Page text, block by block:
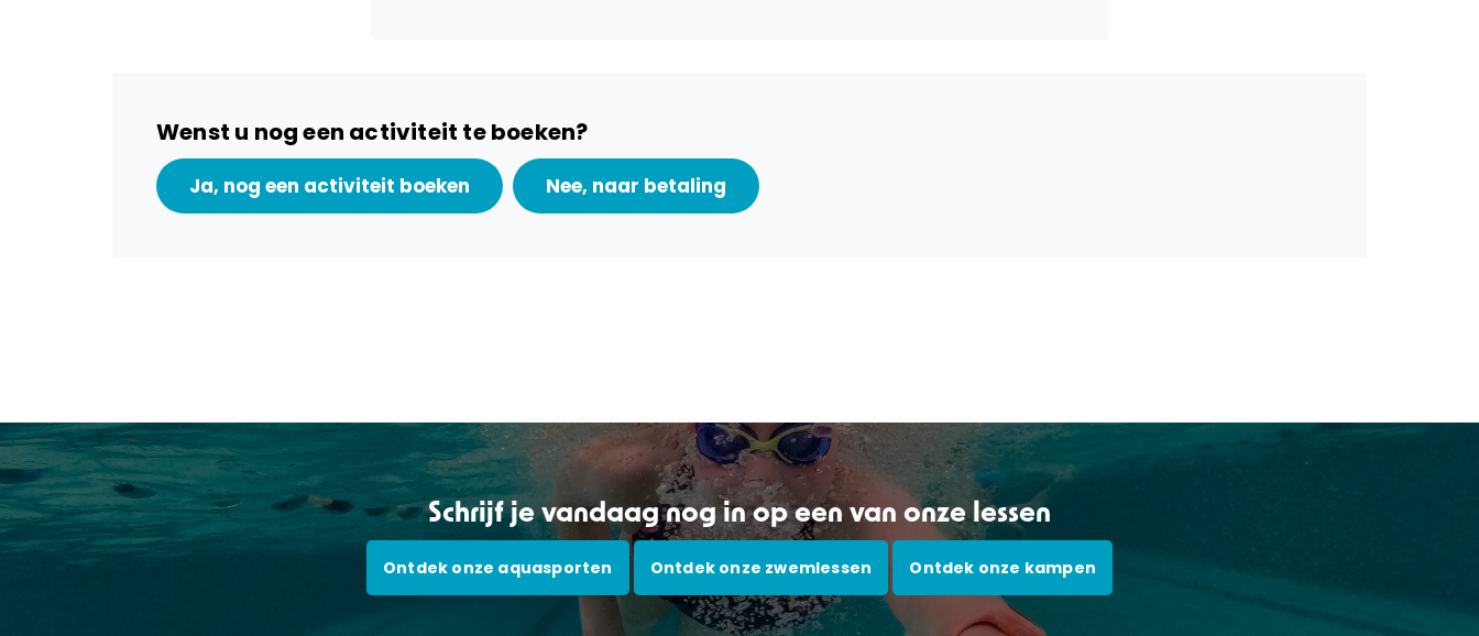
Wenst u nog een activiteit te boeken?
Schrijf je vandaag nog in op een van onze lessen
Ontdek onze aquasporten Ontdek onze zwemlessen Ontdek onze kampen